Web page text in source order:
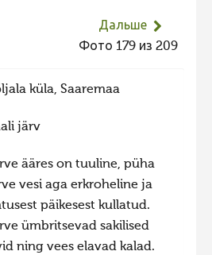
Дальше
Фото 179 из 209
küla, Saaremaa
järv
ääres on tuuline, püha
vesi aga erkroheline ja
päikesest kullatud.
ümbritsevad sakilised
ning vees elavad kalad.